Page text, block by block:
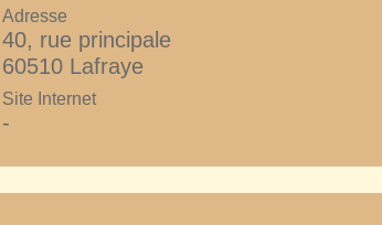
Adresse
40, rue principale
60510 Lafraye
Site Internet
-